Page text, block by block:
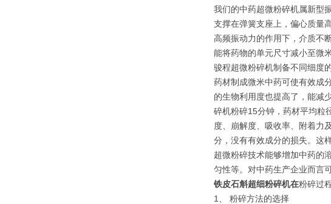
我们的中药超微粉碎机属新型
支撑在弹簧支座上，偏心质量
高频振动力的作用下，介质不
能将药物的单元尺寸减小至微
骏程超微粉碎机制备不同细度
药材制成微米中药可使有效成
的生物利用度也提高了，能减
碎机粉碎15分钟，药材平均粒
度、崩解度、吸收率、附着力
分，没有有效成分的损失。这
超微粉碎技术能够增加中药的
匀性等。对中药生产企业而言
铁皮石斛超细粉碎机在粉碎过
1、 粉碎方法的选择